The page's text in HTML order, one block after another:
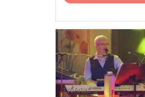
ProArtist